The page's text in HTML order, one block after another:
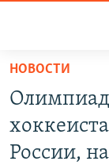
Вернуться
основному
содержанию
Вернутся
СПЕЦПРОЕКТЫ
ВОДА
НОВОСТИ
России,